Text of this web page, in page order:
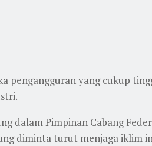
pengangguran yang cukup
dalam Pimpinan Cabang
diminta turut menjaga iklim